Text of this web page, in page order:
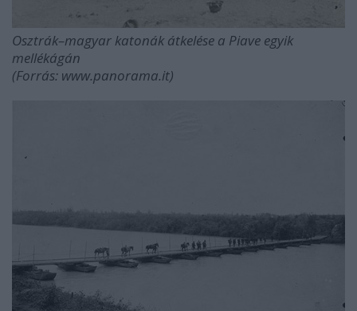
Osztrák–magyar katonák átkelése a Piave egyik
mellékágán
(Forrás: www.panorama.it)